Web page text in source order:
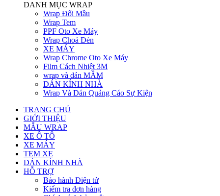
DANH MỤC WRAP
Wrap Đổi Mầu
Wrap Tem
PPF Oto Xe Máy
Wrap Choá Đèn
XE MÁY
Wrap Chrome Oto Xe Máy
Film Cách Nhiệt 3M
wrap và dán MÂM
DÁN KÍNH NHÀ
Wrap Và Dán Quảng Cáo Sự Kiện
TRANG CHỦ
GIỚI THIỆU
MẪU WRAP
XE Ô TÔ
XE MÁY
TEM XE
DÁN KÍNH NHÀ
HỖ TRỢ
Bảo hành Điện tử
Kiểm tra đơn hàng